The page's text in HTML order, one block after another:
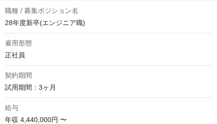
職種 / 募集ポジション名
28年度新卒(エンジニア職)
雇用形態
正社員
契約期間
試用期間：3ヶ月
給与
年収 4,440,000円 〜